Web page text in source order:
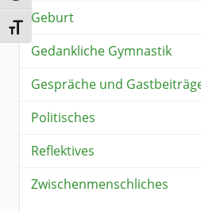
Schrift vergrößern
Geburt
Gedankliche Gymnastik
Gespräche und
Politisches
Reflektives
Zwischenmenschliches